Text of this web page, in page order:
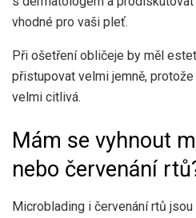
vhodné pro vaši pleť.
Při ošetření obličeje by měl
přistupovat velmi jemně,
velmi citlivá.
Mám se vyhnout
nebo červenání
Microblading i červenání rtů